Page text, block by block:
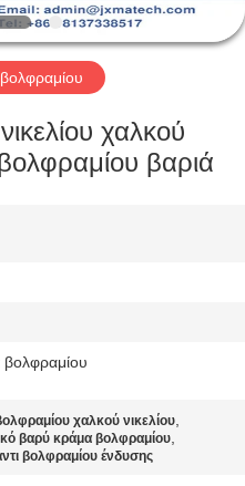
χαλκού
βαριά
χαλκού νικελίου,
βαρύ κράμα βολφραμίου,
βολφραμίου ένδυσης